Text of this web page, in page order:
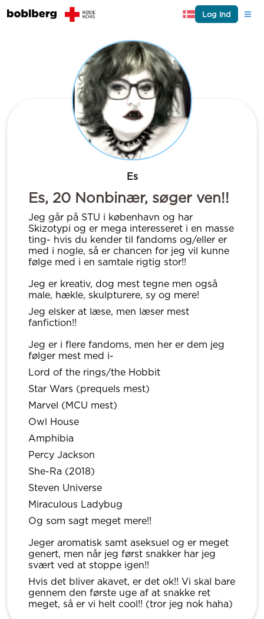
Log ind
Es
Es, 20 Nonbinær, søger ven!!
Jeg går på STU i københavn og har
Skizotypi og er mega interesseret i en masse
ting- hvis du kender til fandoms og/eller er
med i nogle, så er chancen for jeg vil kunne
følge med i en samtale rigtig stor!!
Jeg er kreativ, dog mest tegne men også
male, hækle, skulpturere, sy og mere!
Jeg elsker at læse, men læser mest
fanfiction!!
Jeg er i flere fandoms, men her er dem jeg
følger mest med i-
Lord of the rings/the Hobbit
Star Wars (prequels mest)
Marvel (MCU mest)
Owl House
Amphibia
Percy Jackson
She-Ra (2018)
Steven Universe
Miraculous Ladybug
Og som sagt meget mere!!
Jeger aromatisk samt aseksuel og er meget
genert, men når jeg først snakker har jeg
svært ved at stoppe igen!!
Hvis det bliver akavet, er det ok!! Vi skal bare
gennem den første uge af at snakke ret
meget, så er vi helt cool!! (tror jeg nok haha)